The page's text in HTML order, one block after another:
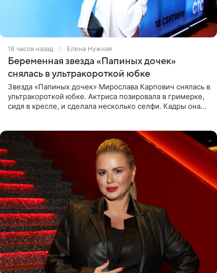
18 часов назад Елена Нужная
Беременная звезда «Папиных дочек»
снялась в ультракороткой юбке
Звезда «Папиных дочек» Мирослава Карпович снялась в
ультракороткой юбке. Актриса позировала в гримерке,
сидя в кресле, и сделала несколько селфи. Кадры она